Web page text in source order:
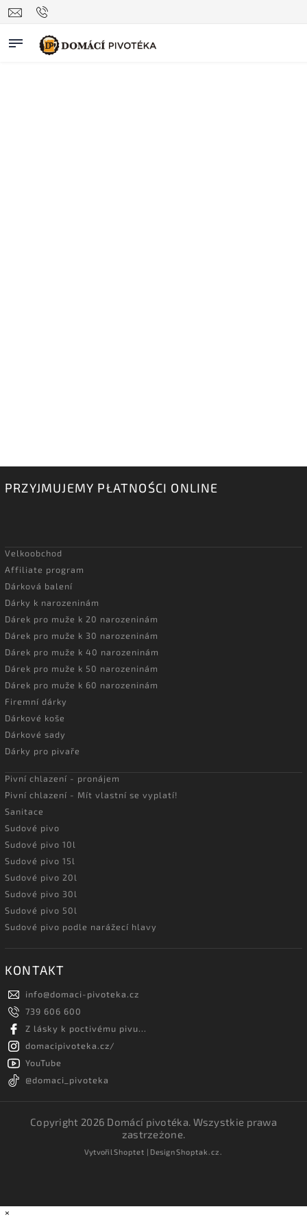
PRZYJMUJEMY PŁATNOŚCI ONLINE
Velkoobchod
Affiliate program
Dárková balení
Dárky k narozeninám
Dárek pro muže k 20 narozeninám
Dárek pro muže k 30 narozeninám
Dárek pro muže k 40 narozeninám
Dárek pro muže k 50 narozeninám
Dárek pro muže k 60 narozeninám
Firemní dárky
Dárkové koše
Dárkové sady
Dárky pro pivaře
Pivní chlazení - pronájem
Pivní chlazení - Mít vlastní se vyplatí!
Sanitace
Sudové pivo
Sudové pivo 10l
Sudové pivo 15l
Sudové pivo 20l
Sudové pivo 30l
Sudové pivo 50l
Sudové pivo podle narážecí hlavy
KONTAKT
info@domaci-pivoteka.cz
739 606 600
Z lásky k poctivému pivu...
domacipivoteka.cz/
YouTube
@domaci_pivoteka
Copyright 2026 Domácí pivotéka. Wszystkie prawa
zastrzeżone.
VytvořilShoptet | DesignShoptak.cz.
×